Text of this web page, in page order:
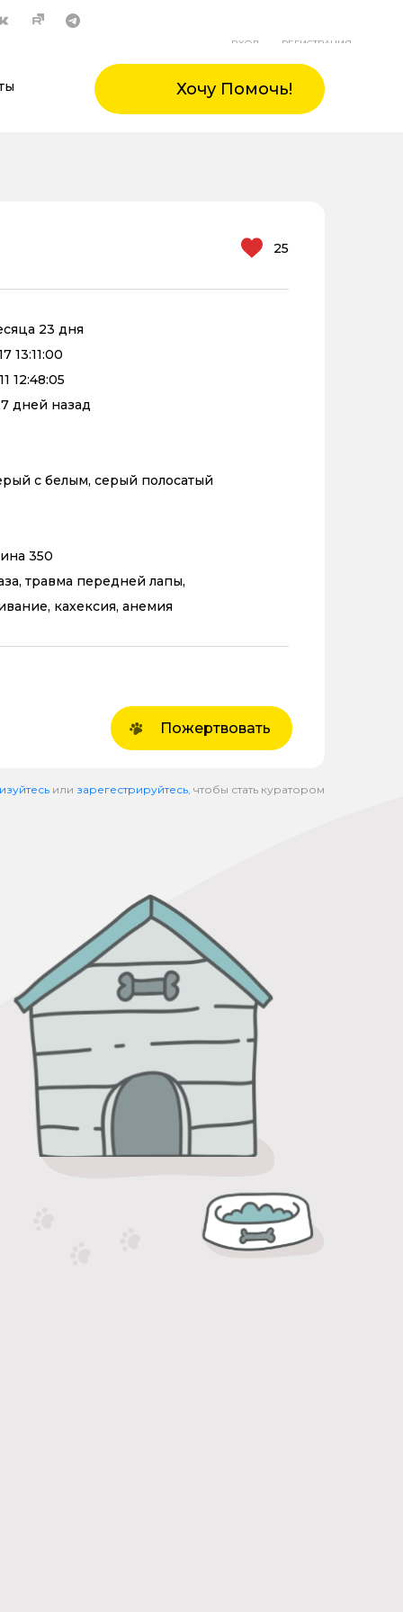
ВХОД РЕГИСТРАЦИЯ
Хочу Помочь!
25
23 дня
13:11:00
12:48:05
дней назад
с белым, серый полосатый
350
травма передней лапы,
кахексия, анемия
Пожертвовать
или зарегестрируйтесь , чтобы стать куратором